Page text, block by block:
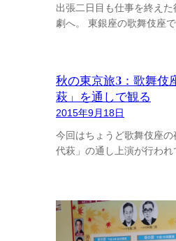
出張二日目も仕事を終え
劇へ。 東銀座の歌舞伎座
秋の東京旅3：歌舞伎
萩」を通しで観る
2015年9月18日
今回はちょうど歌舞伎座
代萩」の通し上演が行われ